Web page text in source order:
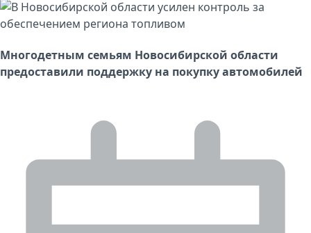
Многодетным семьям Новосибирской области
предоставили поддержку на покупку автомобилей